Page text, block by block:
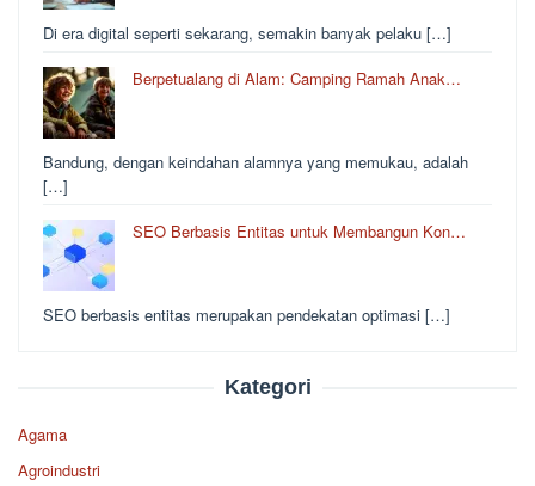
Di era digital seperti sekarang, semakin banyak pelaku […]
Berpetualang di Alam: Camping Ramah Anak…
Bandung, dengan keindahan alamnya yang memukau, adalah
[…]
SEO Berbasis Entitas untuk Membangun Kon…
SEO berbasis entitas merupakan pendekatan optimasi […]
Kategori
Agama
Agroindustri